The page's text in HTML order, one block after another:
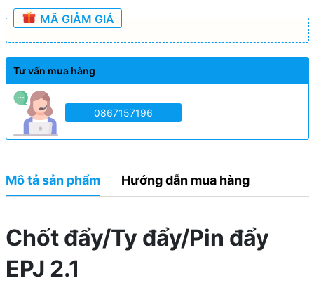
MÃ GIẢM GIÁ
Tư vấn mua hàng
0867157196
Mô tả sản phẩm Hướng dẫn mua hàng
Chốt đẩy/Ty đẩy/Pin đẩy
EPJ 2.1